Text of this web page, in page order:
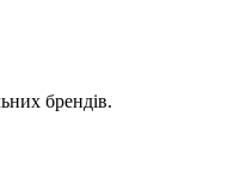
брендів.